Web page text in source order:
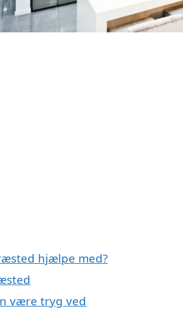
hjælpe med?
være tryg ved